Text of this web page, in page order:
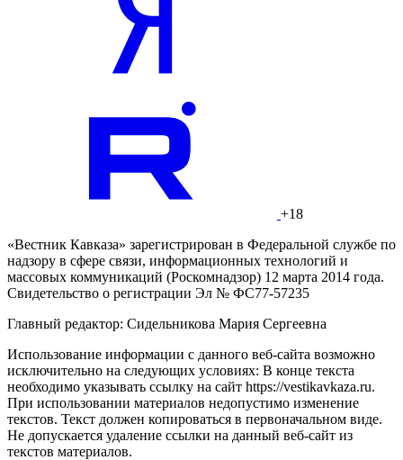
+18
«Вестник Кавказа» зарегистрирован в Федеральной службе по
надзору в сфере связи, информационных технологий и
массовых коммуникаций (Роскомнадзор) 12 марта 2014 года.
Свидетельство о регистрации Эл № ФС77-57235
Главный редактор: Сидельникова Мария Сергеевна
Использование информации с данного веб-сайта возможно
исключительно на следующих условиях: В конце текста
необходимо указывать ссылку на сайт https://vestikavkaza.ru.
При использовании материалов недопустимо изменение
текстов. Текст должен копироваться в первоначальном виде.
Не допускается удаление ссылки на данный веб-сайт из
текстов материалов.